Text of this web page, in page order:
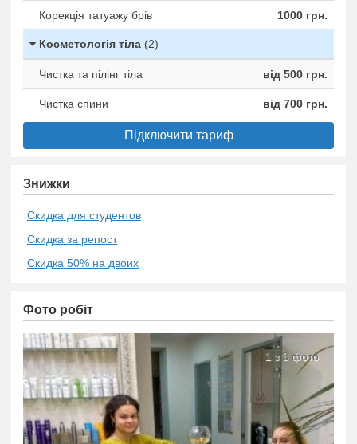
Корекція татуажу брів 1000 грн.
Косметологія тіла (2)
Чистка та пілінг тіла від 500 грн.
Чистка спини від 700 грн.
Підключити тариф
Знижки
Скидка для студентов
Скидка за репост
Скидка 50% на двоих
Фото робіт
1 з 3 фото